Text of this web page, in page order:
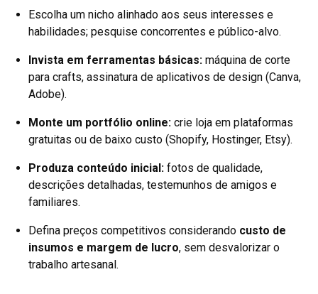
Escolha um nicho alinhado aos seus interesses e
habilidades; pesquise concorrentes e público-alvo.
Invista em ferramentas básicas: máquina de corte
para crafts, assinatura de aplicativos de design (Canva,
Adobe).
Monte um portfólio online: crie loja em plataformas
gratuitas ou de baixo custo (Shopify, Hostinger, Etsy).
Produza conteúdo inicial: fotos de qualidade,
descrições detalhadas, testemunhos de amigos e
familiares.
Defina preços competitivos considerando custo de
insumos e margem de lucro, sem desvalorizar o
trabalho artesanal.